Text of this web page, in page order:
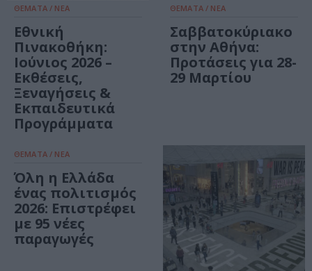
ΘΕΜΑΤΑ / ΝΕΑ
Εθνική
Πινακοθήκη:
Ιούνιος 2026 –
Εκθέσεις,
Ξεναγήσεις &
Εκπαιδευτικά
Προγράμματα
ΘΕΜΑΤΑ / ΝΕΑ
Σαββατοκύριακο
στην Αθήνα:
Προτάσεις για 28-
29 Μαρτίου
ΘΕΜΑΤΑ / ΝΕΑ
Όλη η Ελλάδα
ένας πολιτισμός
2026: Επιστρέφει
με 95 νέες
παραγωγές